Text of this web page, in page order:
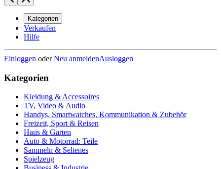
Kategorien
Verkaufen
Hilfe
Einloggen oderNeu anmeldenAusloggen
Kategorien
Kleidung & Accessoires
TV, Video & Audio
Handys, Smartwatches, Kommunikation & Zubehör
Freizeit, Sport & Reisen
Haus & Garten
Auto & Motorrad: Teile
Sammeln & Seltenes
Spielzeug